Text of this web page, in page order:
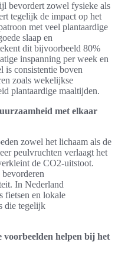
bevordert zowel fysieke als
tegelijk de impact op het
met veel plantaardige
slaap en
dit bijvoorbeeld 80%
inspanning per week en
is consistentie boven
zoals wekelijkse
plantaardige maaltijden.
met elkaar
zowel het lichaam als de
peulvruchten verlaagt het
de CO2-uitstoot.
In Nederland
fietsen en lokale
die tegelijk
voorbeelden helpen bij het